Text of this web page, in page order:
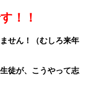
！！
せん！（むしろ来年
徒が、こうやって志